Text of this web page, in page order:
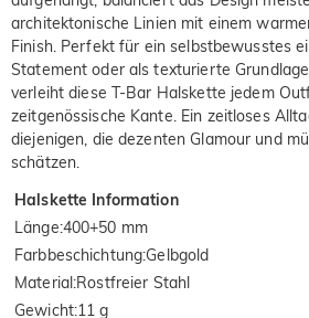
architektonische Linien mit einem
Finish. Perfekt für ein selbstbewusstes
Statement oder als texturierte
verleiht diese T-Bar Halskette jedem
zeitgenössische Kante. Ein zeitloses
diejenigen, die dezenten Glamour und
schätzen.
Halskette Information
Länge:400+50 mm
Farbbeschichtung:Gelbgold
Material:Rostfreier Stahl
Gewicht:11 g